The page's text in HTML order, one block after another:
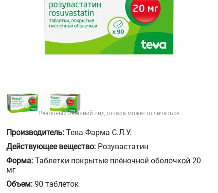
Реальный внешний вид товара может отличаться
Производитель: Тева Фарма С.Л.У.
Действующее вещество: Розувастатин
Форма: Таблетки покрытые плёночной оболочкой 20
мг
Объем: 90 таблеток